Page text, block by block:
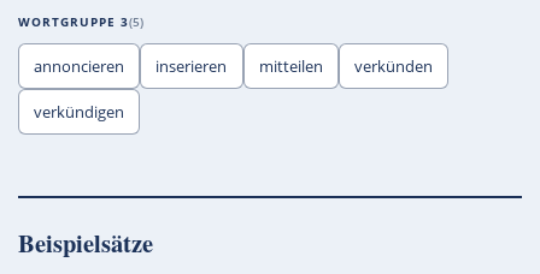
WORTGRUPPE 3 5
annoncieren inserieren mitteilen verkünden
verkündigen
Beispielsätze